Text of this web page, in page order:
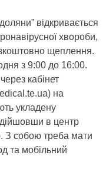
відкривається
хвороби,
щеплення.
з 9:00 до 16:00.
кабінет
на
укладену
в центр
З собою треба мати
та мобільний